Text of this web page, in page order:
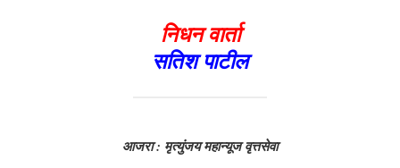
निधन वार्ता
सतिश पाटील
आजरा : मृत्युंजय महान्यूज वृत्तसेवा